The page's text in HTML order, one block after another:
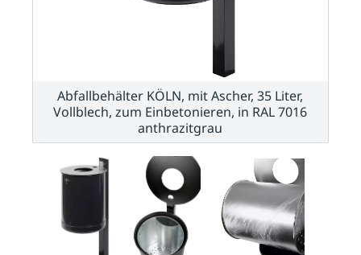
Abfallbehälter KÖLN, mit Ascher, 35 Liter,
Vollblech, zum Einbetonieren, in RAL 7016
anthrazitgrau